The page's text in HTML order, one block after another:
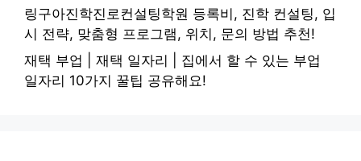
링구아진학진로컨설팅학원 등록비, 진학 컨설팅, 입
시 전략, 맞춤형 프로그램, 위치, 문의 방법 추천!
재택 부업 | 재택 일자리 | 집에서 할 수 있는 부업
일자리 10가지 꿀팁 공유해요!